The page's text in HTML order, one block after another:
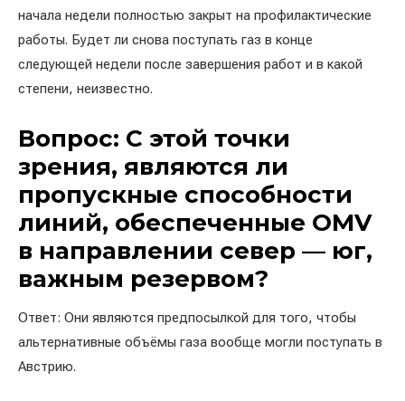
начала недели полностью закрыт на профилактические
работы. Будет ли снова поступать газ в конце
следующей недели после завершения работ и в какой
степени, неизвестно.
Вопрос: С этой точки
зрения, являются ли
пропускные способности
линий, обеспеченные OMV
в направлении север — юг,
важным резервом?
Ответ: Они являются предпосылкой для того, чтобы
альтернативные объёмы газа вообще могли поступать в
Австрию.